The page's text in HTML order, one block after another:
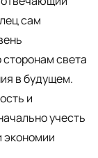
сам
света
в будущем.
и
учесть
экономии